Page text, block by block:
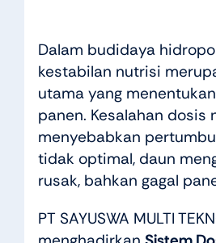
Dalam budidaya
kestabilan nutrisi
utama yang
panen. Kesalahan dosis
menyebabkan
tidak optimal, daun
rusak, bahkan gagal
PT SAYUSWA MULTI